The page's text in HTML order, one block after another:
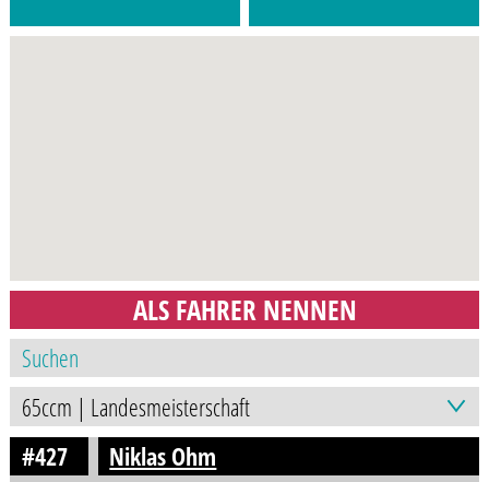
ALS FAHRER NENNEN
#427
Niklas Ohm